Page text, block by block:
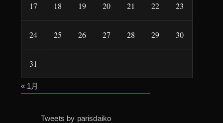
17 18 19 20 21 22 23
24 25 26 27 28 29 30
31
« 1月
Tweets by parisdaiko